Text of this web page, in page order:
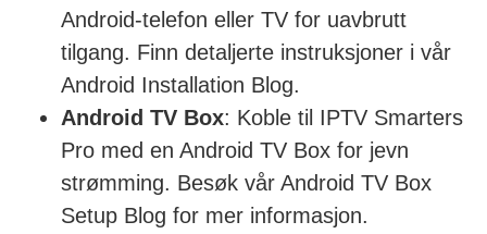
Android-telefon eller TV for uavbrutt
tilgang. Finn detaljerte instruksjoner i vår
Android Installation Blog.
Android TV Box: Koble til IPTV Smarters
Pro med en Android TV Box for jevn
strømming. Besøk vår Android TV Box
Setup Blog for mer informasjon.